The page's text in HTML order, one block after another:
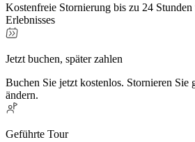
Kostenfreie Stornierung bis zu 24
Erlebnisses
Jetzt buchen, später zahlen
Buchen Sie jetzt kostenlos. Stornieren Sie
ändern.
Geführte Tour